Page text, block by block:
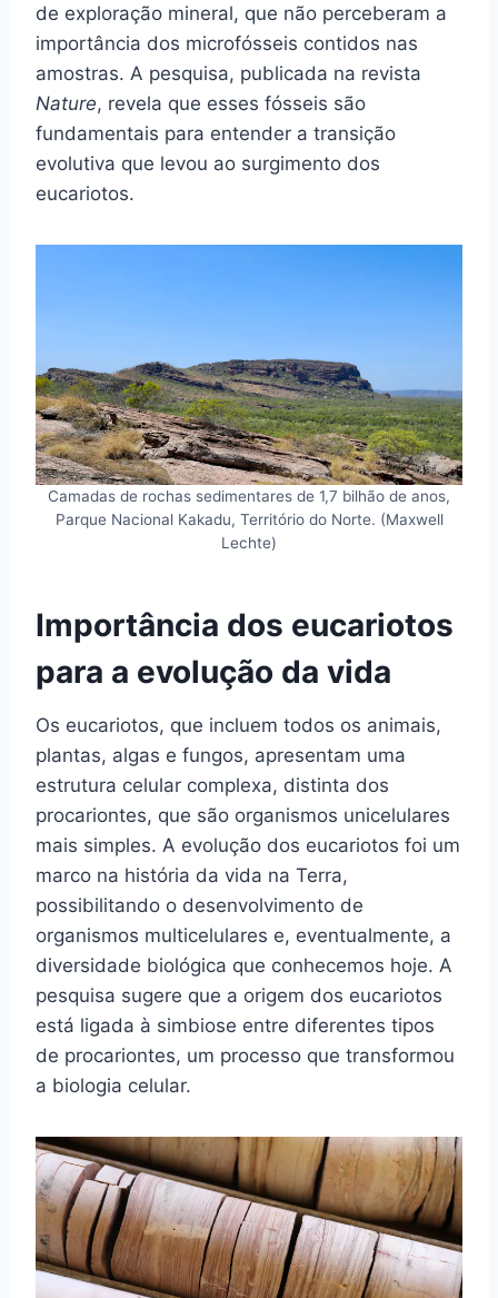
de exploração mineral, que não perceberam a
importância dos microfósseis contidos nas
amostras. A pesquisa, publicada na revista
Nature, revela que esses fósseis são
fundamentais para entender a transição
evolutiva que levou ao surgimento dos
eucariotos.
Camadas de rochas sedimentares de 1,7 bilhão de anos,
Parque Nacional Kakadu, Território do Norte. (Maxwell
Lechte)
Importância dos eucariotos
para a evolução da vida
Os eucariotos, que incluem todos os animais,
plantas, algas e fungos, apresentam uma
estrutura celular complexa, distinta dos
procariontes, que são organismos unicelulares
mais simples. A evolução dos eucariotos foi um
marco na história da vida na Terra,
possibilitando o desenvolvimento de
organismos multicelulares e, eventualmente, a
diversidade biológica que conhecemos hoje. A
pesquisa sugere que a origem dos eucariotos
está ligada à simbiose entre diferentes tipos
de procariontes, um processo que transformou
a biologia celular.